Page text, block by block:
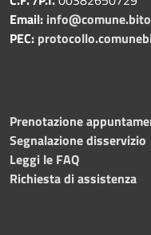
Email:
PEC:
Prenotazione
Segnalazione disservizio
Leggi le FAQ
Richiesta di assistenza